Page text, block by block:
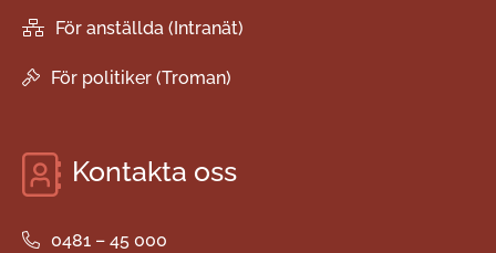
För anställda (Intranät)
För politiker (Troman)
Kontakta oss
0481 – 45 000